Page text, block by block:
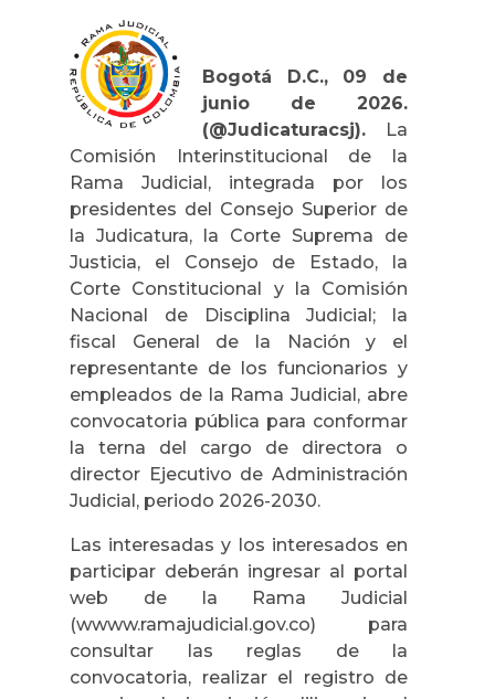
Bogotá D.C., 09 de
junio de 2026.
(@Judicaturacsj).
La
Comisión Interinstitucional de la
Rama Judicial, integrada por los
presidentes del Consejo Superior de
la Judicatura, la Corte Suprema de
Justicia, el Consejo de Estado, la
Corte Constitucional y la Comisión
Nacional de Disciplina Judicial; la
fiscal General de la Nación y el
representante de los funcionarios y
empleados de la Rama Judicial, abre
convocatoria pública para conformar
la terna del cargo de directora o
director Ejecutivo de Administración
Judicial, periodo 2026-2030.
Las interesadas y los interesados en
participar deberán ingresar al portal
web de la Rama Judicial
(wwww.ramajudicial.gov.co) para
consultar las reglas de la
convocatoria, realizar el registro de